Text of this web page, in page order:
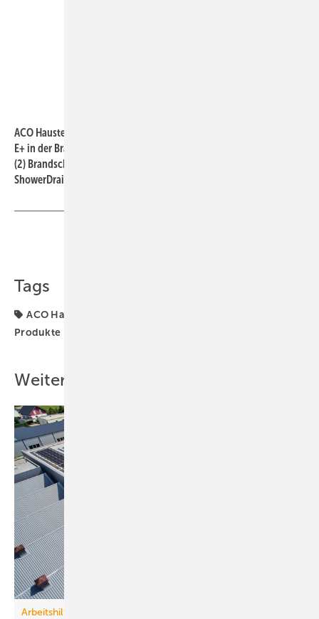
ACO Haustechnik: Bestandteile der Duschrinne ACO ShowerDrain
E+ in der Brandschutzausführung: (1) Glockengeruchverschluss,
(2) Brandschutzeinsatz mit Intumeszenzmasse, (3) ACO
ShowerDrain Ablaufkörper, (4) ACO ShowerDrain E+, (5) ACO Fit-in.
Tags
ACO Haustechnik
Produkte
Weitere Inhalte
Arbeitshilfe